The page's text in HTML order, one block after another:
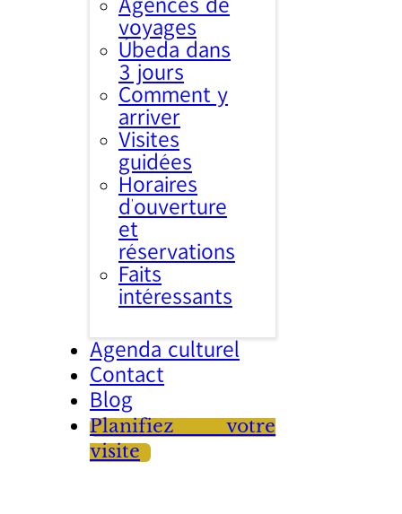
Agences de
voyages
Úbeda dans
3 jours
Comment y
arriver
Visites
guidées
Horaires
d’ouverture
et
réservations
Faits
intéressants
Agenda culturel
Contact
Blog
Planifiez votre
visite